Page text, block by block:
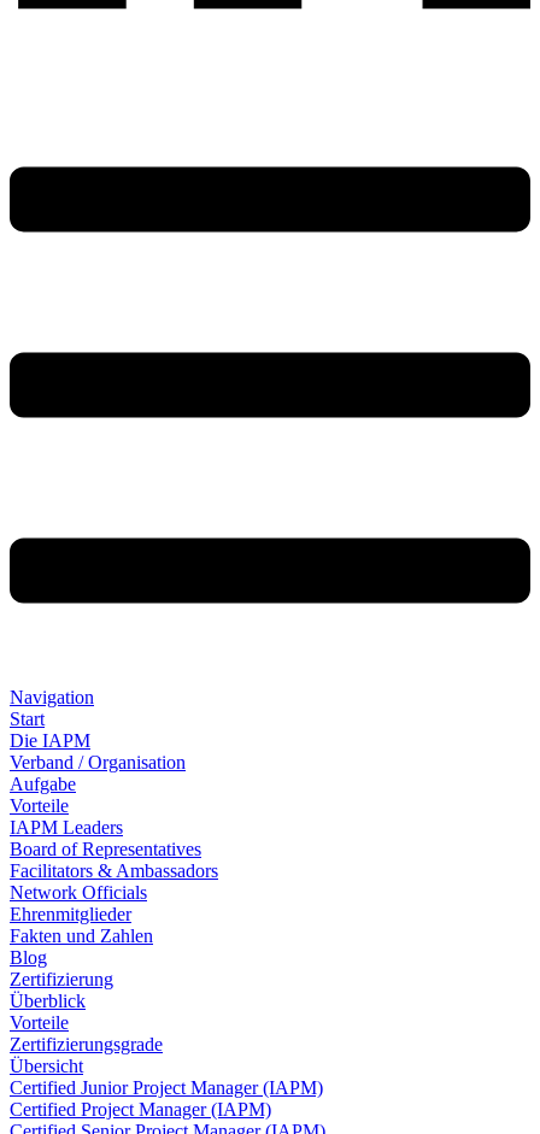
Navigation
Start
Die IAPM
Verband / Organisation
Aufgabe
Vorteile
IAPM Leaders
Board of Representatives
Facilitators & Ambassadors
Network Officials
Ehrenmitglieder
Fakten und Zahlen
Blog
Zertifizierung
Überblick
Vorteile
Zertifizierungsgrade
Übersicht
Certified Junior Project Manager (IAPM)
Certified Project Manager (IAPM)